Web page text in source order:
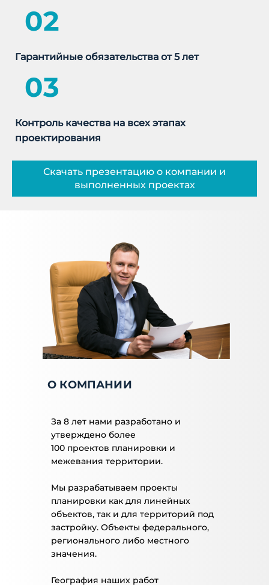
02
Гарантийные обязательства от 5 лет
03
Контроль качества на всех этапах
проектирования
Скачать презентацию о компании и
выполненных проектах
О КОМПАНИИ
За 8 лет нами разработано и
утверждено более
100 проектов планировки и
межевания территории.
Мы разрабатываем проекты
планировки как для линейных
объектов, так и для территорий под
застройку. Объекты федерального,
регионального либо местного
значения.
География наших работ